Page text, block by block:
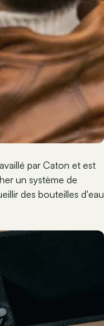
par Caton et est
un système de
des bouteilles d'eau